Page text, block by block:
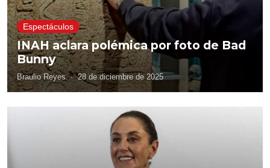
Espectáculos
INAH aclara polémica por foto de Bad
Bunny
Braulio Reyes· 28 de diciembre de 2025